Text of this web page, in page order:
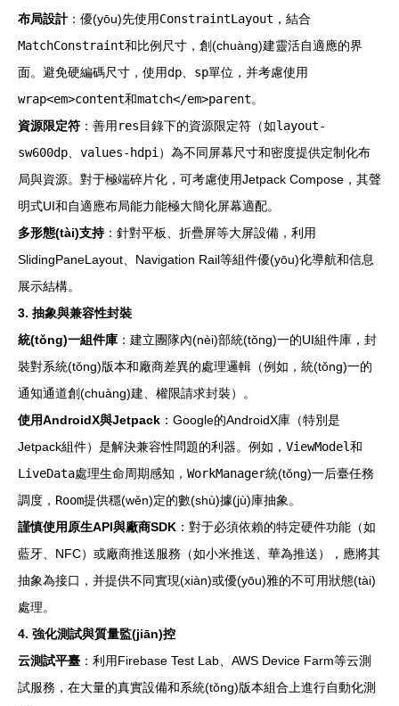
布局設計：優(yōu)先使用ConstraintLayout ，結合
MatchConstraint和比例尺寸，創(chuàng)建靈活自適應的界
面。避免硬編碼尺寸，使用dp sp單位，并考慮使用
wrap<em>content和match</em>parent。
資源限定符 ：善用 res目錄下的資源限定符（如layout-
sw600dp
values-hdpi ）為不同屏幕尺寸和密度提供定制化布
局與資源。對于極端碎片化，可考慮使用Jetpack Compose，其聲
明式UI和自適應布局能力能極大簡化屏幕適配。
多形態(tài)支持：針對平板、折疊屏等大屏設備，利用
SlidingPaneLayout、Navigation Rail等組件優(yōu)化導航和信息
展示結構。
3. 抽象與兼容性封裝
統(tǒng)一組件庫 ：建立團隊內(nèi)部統(tǒng)一的UI組件庫，封
裝對系統(tǒng)版本和廠商差異的處理邏輯（例如，統(tǒng)一的
通知通道創(chuàng)建、權限請求封裝）。
使用AndroidX與Jetpack ：Google的AndroidX庫（特別是
Jetpack組件）是解決兼容性問題的利器。例如， ViewModel和
LiveData處理生命周期感知， WorkManager統(tǒng)一后臺任務
調度， Room提供穩(wěn)定的數(shù)據(jù)庫抽象。
謹慎使用原生API與廠商SDK ：對于必須依賴的特定硬件功能（如
藍牙、NFC）或廠商推送服務（如小米推送、華為推送），應將其
抽象為接口，并提供不同實現(xiàn)或優(yōu)雅的不可用狀態(tài)
處理。
4. 強化測試與質量監(jiān)控
云測試平臺 ：利用Firebase Test Lab、AWS Device Farm等云測
試服務，在大量的真實設備和系統(tǒng)版本組合上進行自動化測